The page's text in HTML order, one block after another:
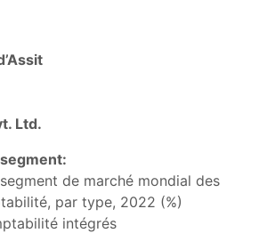
Ltd.
de marché mondial des
par type, 2022 (%)
intégrés